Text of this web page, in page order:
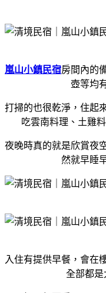
嵐山小鎮民宿房間內的
壺等均
打掃的也很乾淨，住起
吃雲南料理、土雞
夜晚時真的就是欣賞夜
然就早睡
入住有提供早餐，會在
全部都是